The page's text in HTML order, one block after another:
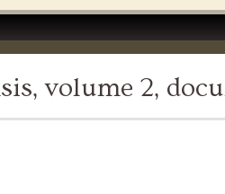
volume 2,